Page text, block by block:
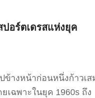
อร์ตเดรสแห่งยุค
ข้างหน้าก่อนหนึ่งก้าวเส
เฉพาะในยุค 1960s ถึง